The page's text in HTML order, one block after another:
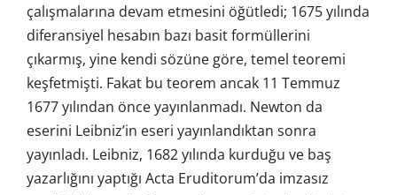
çalışmalarına devam etmesini öğütledi; 1675 yılında
diferansiyel hesabın bazı basit formüllerini
çıkarmış, yine kendi sözüne göre, temel teoremi
keşfetmişti. Fakat bu teorem ancak 11 Temmuz
1677 yılından önce yayınlanmadı. Newton da
eserini Leibniz’in eseri yayınlandıktan sonra
yayınladı. Leibniz, 1682 yılında kurduğu ve baş
yazarlığını yaptığı Acta Eruditorum’da imzasız